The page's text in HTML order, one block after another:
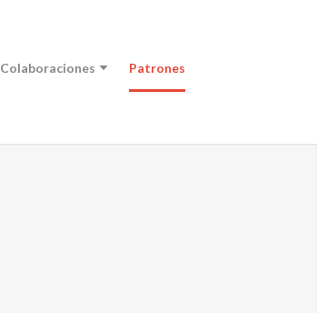
Colaboraciones Patrones